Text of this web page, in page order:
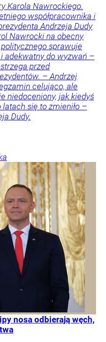
Karola Nawrockiego.
współpracownika i
Andrzeja Dudy
Nawrocki na obecny
sprawuje
adekwatny do wyzwań –
przed
– Andrzej
celująco, ale
niedoceniony, jak kiedyś
się to zmieniło –
Dudy.
nosa odbierają węch,